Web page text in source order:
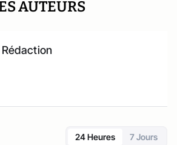
AUTEURS
24 Heures 7 Jours